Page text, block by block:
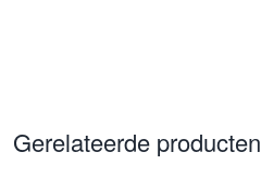
Gerelateerde producten